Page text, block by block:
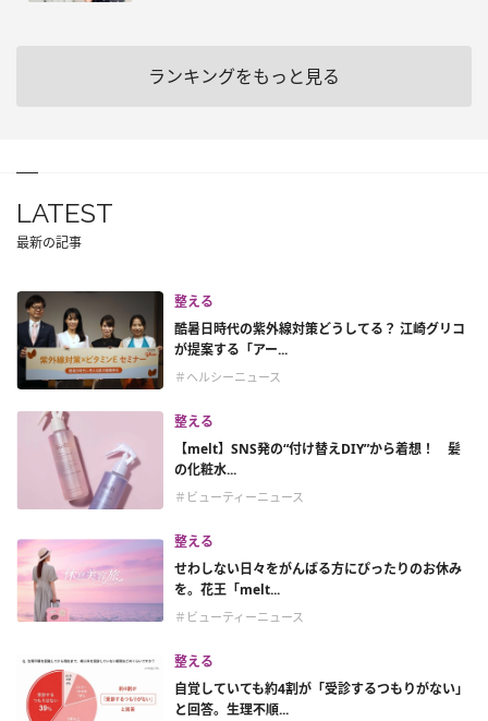
ランキングをもっと見る
LATEST
最新の記事
整える
酷暑日時代の紫外線対策どうしてる？ 江崎グリコ
が提案する「アー...
＃ヘルシーニュース
整える
【melt】SNS発の“付け替えDIY”から着想！ 髪
の化粧水...
＃ビューティーニュース
整える
せわしない日々をがんばる方にぴったりのお休み
を。花王「melt...
＃ビューティーニュース
整える
自覚していても約4割が「受診するつもりがない」
と回答。生理不順...